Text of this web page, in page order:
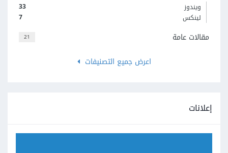
33
ويندوز
7
لينكس
21
مقالات عامة
اعرض جميع التصنيفات
إعلانات